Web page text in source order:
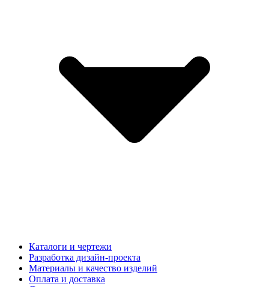
Каталоги и чертежи
Разработка дизайн-проекта
Материалы и качество изделий
Оплата и доставка